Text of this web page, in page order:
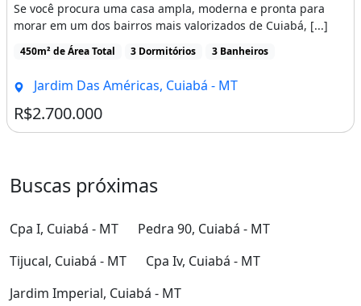
Se você procura uma casa ampla, moderna e pronta para
morar em um dos bairros mais valorizados de Cuiabá, [...]
450m² de Área Total 3 Dormitórios 3 Banheiros
Jardim Das Américas, Cuiabá - MT
R$2.700.000
Buscas próximas
Cpa I, Cuiabá - MT
Pedra 90, Cuiabá - MT
Tijucal, Cuiabá - MT
Cpa Iv, Cuiabá - MT
Jardim Imperial, Cuiabá - MT